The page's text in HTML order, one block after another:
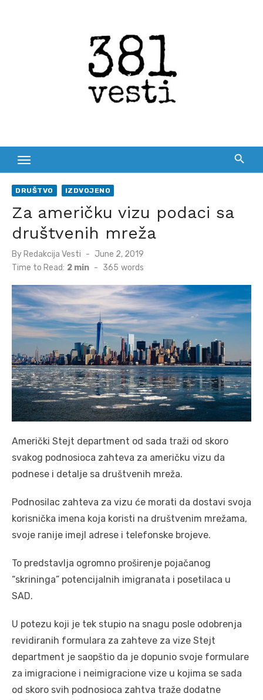
DRUŠTVO IZDVOJENO
Za američku vizu podaci sa
društvenih mreža
By Redakcija Vesti
Posted
June 2, 2019
Time to Read: 2 min - 365 words
Američki Stejt department od sada traži od skoro
svakog podnosioca zahteva za američku vizu da
podnese i detalje sa društvenih mreža.
Podnosilac zahteva za vizu će morati da dostavi svoja
korisnička imena koja koristi na društvenim mrežama,
svoje ranije imejl adrese i telefonske brojeve.
To predstavlja ogromno proširenje pojačanog
“skrininga” potencijalnih imigranata i posetilaca u
SAD.
U potezu koji je tek stupio na snagu posle odobrenja
revidiranih formulara za zahteve za vize Stejt
department je saopštio da je dopunio svoje formulare
za imigracione i neimigracione vize u kojima se sada
od skoro svih podnosioca zahtva traže dodatne